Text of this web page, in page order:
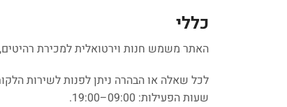
כללי
האתר משמש חנות וירטואלית למכירת רהיטים,
לכל שאלה או הבהרה ניתן לפנות לשירות
שעות הפעילות: 09:00–19:00.